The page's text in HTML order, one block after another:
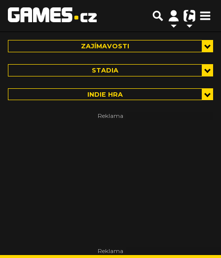
ZAJÍMAVOSTI
STADIA
INDIE HRA